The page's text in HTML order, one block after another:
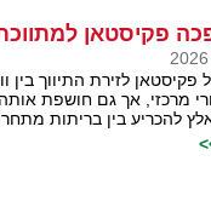
פקיסטאן
פקיסטאן לזירת התיווך
מרכזי, אך גם חושפת
להכריע בין בריתות